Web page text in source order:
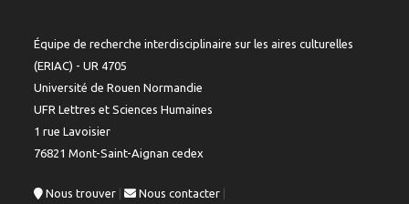
Équipe de recherche interdisciplinaire sur les aires culturelles
(ERIAC) - UR 4705
Université de Rouen Normandie
UFR Lettres et Sciences Humaines
1 rue Lavoisier
76821 Mont-Saint-Aignan cedex
Nous trouver | Nous contacter